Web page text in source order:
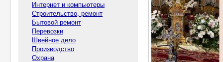
Интернет и компьютеры
Строительство, ремонт
Бытовой ремонт
Перевозки
Швейное дело
Производство
Охрана